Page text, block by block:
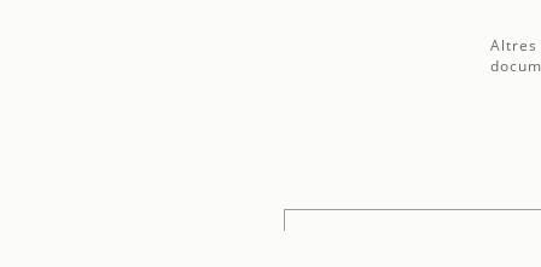
Altres